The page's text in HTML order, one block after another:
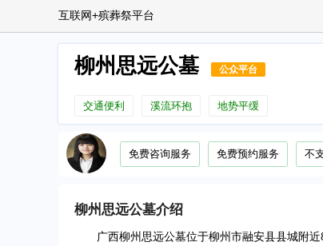
互联网+殡葬祭平台
柳州思远公墓 公众平台
交通便利 溪流环抱 地势平缓
免费咨询服务 免费预约服务 不
柳州思远公墓介绍
广西柳州思远公墓位于柳州市融安县县城附近